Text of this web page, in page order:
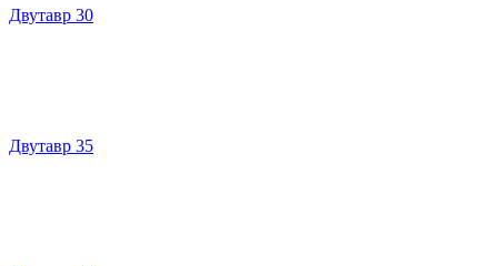
Двутавр 30
Двутавр 35